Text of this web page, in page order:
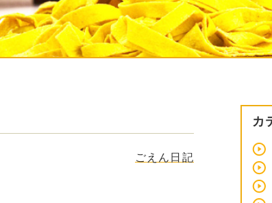
ごえん日記
カ